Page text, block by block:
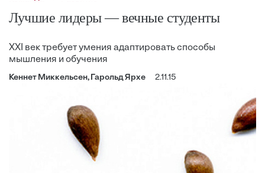
Лучшие лидеры — вечные студенты
XXI век требует умения адаптировать способы
мышления и обучения
Кеннет Миккельсен, Гарольд Ярхе 2.11.15